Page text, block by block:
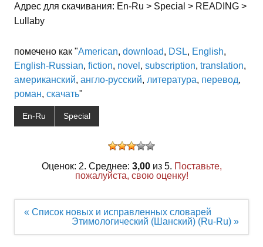
Адрес для скачивания: En-Ru > Special > READING >
Lullaby
помечено как "American, download, DSL, English,
English-Russian, fiction, novel , subscription, translation,
американский, англо-русский, литература, перевод,
роман, скачать"
En-Ru Special
Оценок: 2. Среднее: 3,00из 5. Поставьте,
пожалуйста, свою оценку!
Навигация
« Список новых и исправленных словарей
Этимологический (Шанский) (Ru-Ru) »